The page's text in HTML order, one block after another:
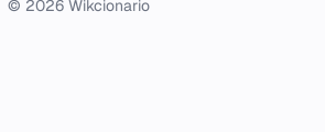
© 2026 Wikcionario